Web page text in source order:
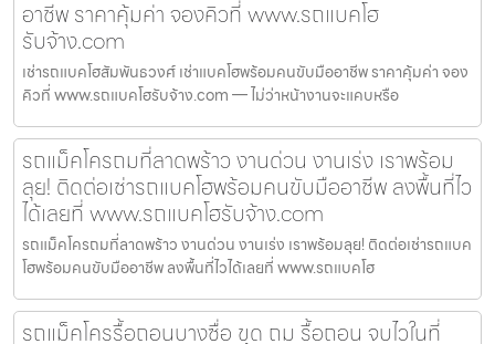
อาชีพ ราคาคุ้มค่า จองคิวที่ www.รถแบคโฮ
รับจ้าง.com
เช่ารถแบคโฮสัมพันธวงศ์ เช่าแบคโฮพร้อมคนขับมืออาชีพ ราคาคุ้มค่า จอง
คิวที่ www.รถแบคโฮรับจ้าง.com — ไม่ว่าหน้างานจะแคบหรือ
รถแม็คโครถมที่ลาดพร้าว งานด่วน งานเร่ง เราพร้อม
ลุย! ติดต่อเช่ารถแบคโฮพร้อมคนขับมืออาชีพ ลงพื้นที่ไว
ได้เลยที่ www.รถแบคโฮรับจ้าง.com
รถแม็คโครถมที่ลาดพร้าว งานด่วน งานเร่ง เราพร้อมลุย! ติดต่อเช่ารถแบค
โฮพร้อมคนขับมืออาชีพ ลงพื้นที่ไวได้เลยที่ www.รถแบคโฮ
รถแม็คโครรื้อถอนบางซื่อ ขุด ถม รื้อถอน จบไวในที่